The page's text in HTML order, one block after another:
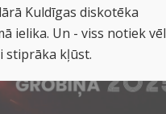
Kuldīgas diskotēka
ielika. Un - viss notiek vēl
stiprāka kļūst.